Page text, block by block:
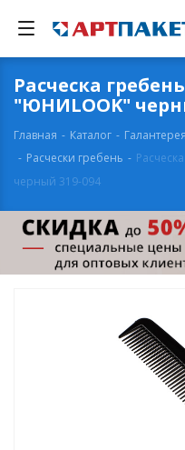
Расческа
"ЮНИLOOK"
Главная - Каталог - Галантерея
- Расчески гребень -
черный 319-094